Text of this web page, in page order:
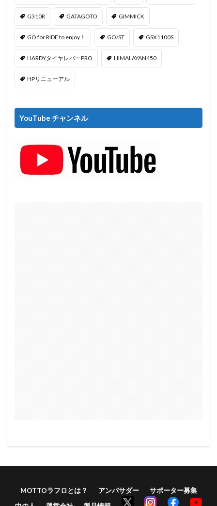
G310R GATAGOTO GIMMICK
GO for RIDE to enjoy！ GO/ST GSX1100S
HARDYタイヤレバーPRO HIMALAYAN450
HPリニューアル
YouTube チャンネル
MOTTOラフロとは？ アンバサダー
サポーター募集